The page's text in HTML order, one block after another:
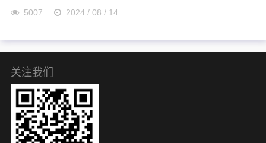
5007 2024 / 08 / 14
关注我们